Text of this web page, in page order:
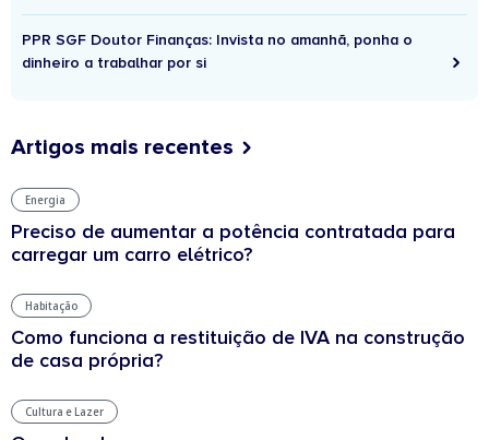
PPR SGF Doutor Finanças: Invista no amanhã, ponha o
dinheiro a trabalhar por si
Artigos mais recentes
Energia
Preciso de aumentar a potência contratada para
carregar um carro elétrico?
Habitação
Como funciona a restituição de IVA na construção
de casa própria?
Cultura e Lazer